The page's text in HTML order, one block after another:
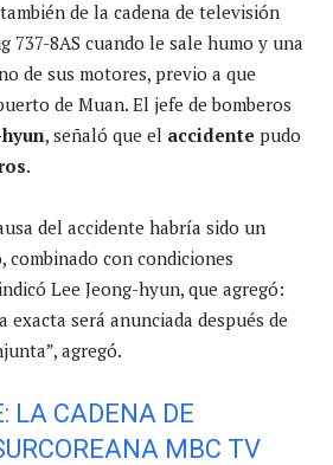
de la cadena de televisión
737-8AS cuando le sale humo y una
de sus motores, previo a que
de Muan. El jefe de bomberos
, señaló que el accidente pudo
.
del accidente habría sido un
combinado con condiciones
Lee Jeong-hyun, que agregó:
exacta será anunciada después de
agregó.
LA CADENA DE
MBC TV